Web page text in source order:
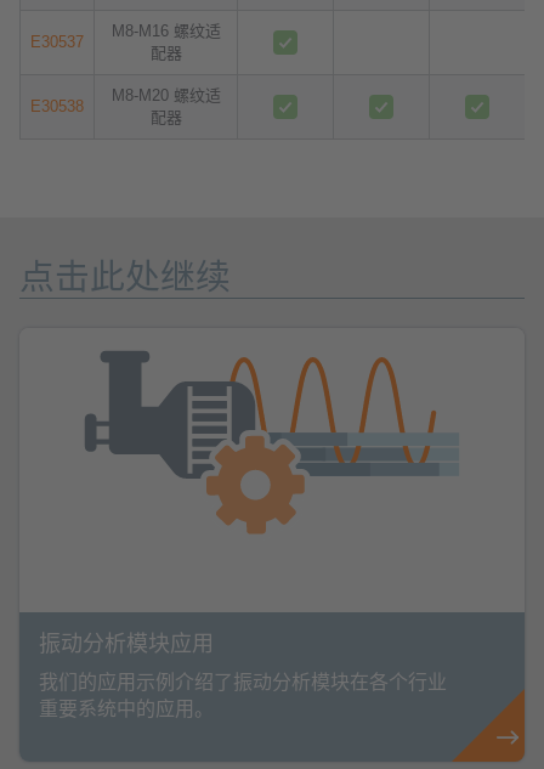
E30537
M8-M16 螺纹适
配器
E30538
M8-M20 螺纹适
配器
点击此处继续
振动分析模块应用
我们的应用示例介绍了振动分析模块在各个行业
重要系统中的应用。